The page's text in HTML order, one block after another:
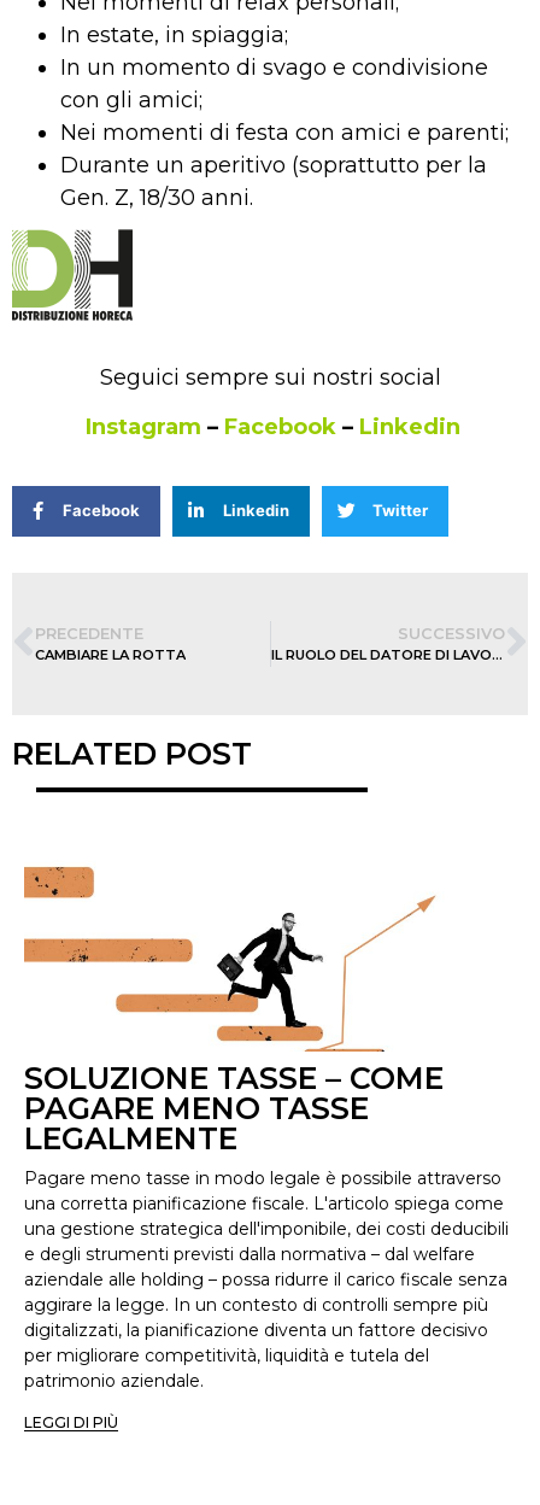
In estate, in spiaggia;
In un momento di svago e condivisione
con gli amici;
Nei momenti di festa con amici e parenti;
Durante un aperitivo (soprattutto per la
Gen. Z, 18/30 anni.
Seguici sempre sui nostri social
Instagram – Facebook – Linkedin
Facebook Linkedin Twitter
PRECEDENTE
CAMBIARE LA ROTTA
SUCCESSIVO
IL RUOLO DEL DATORE DI LAVORO
RELATED POST
SOLUZIONE TASSE – COME
PAGARE MENO TASSE
LEGALMENTE
Pagare meno tasse in modo legale è possibile attraverso
una corretta pianificazione fiscale. L'articolo spiega come
una gestione strategica dell'imponibile, dei costi deducibili
e degli strumenti previsti dalla normativa – dal welfare
aziendale alle holding – possa ridurre il carico fiscale senza
aggirare la legge. In un contesto di controlli sempre più
digitalizzati, la pianificazione diventa un fattore decisivo
per migliorare competitività, liquidità e tutela del
patrimonio aziendale.
LEGGI DI PIÙ